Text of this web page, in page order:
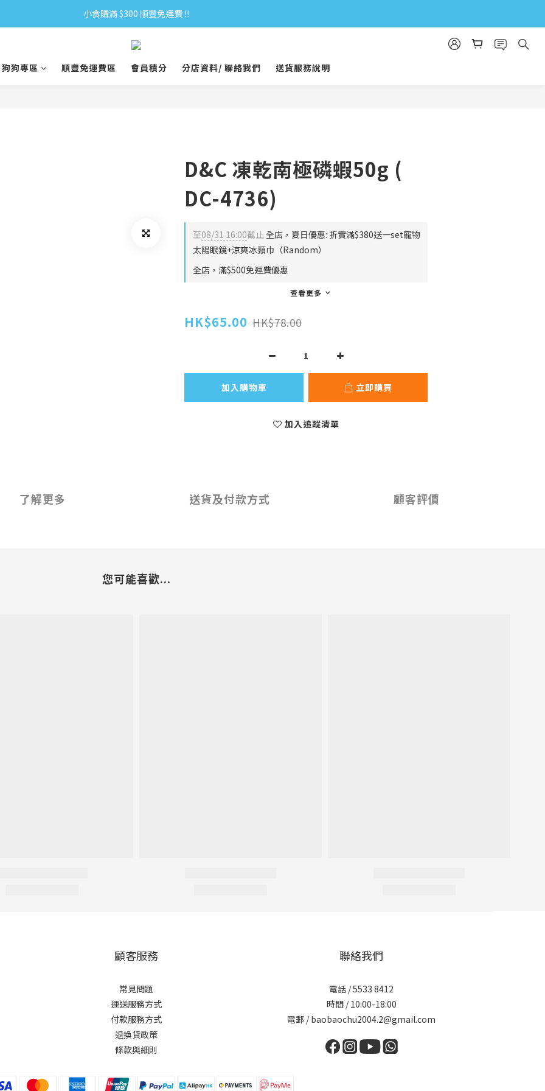
小食購滿 $300 順豐免運費 ‼
小食購滿 $300 順豐免運費 ‼
全單購滿 $500 免運費 ♥︎ 會員積分回贈 $1＝1Pt.
小食購滿 $300 順豐免運費 ‼
狗狗專區 順豐免運費區 會員積分 分店資料/ 聯絡我們 送貨服務說明
D&C 凍乾南極磷蝦50g (
DC-4736)
至08/31 16:00截止全店，夏日優惠: 折實滿$380送一set寵物
太陽眼鏡+涼爽冰頸巾（Random）
全店，滿$500免運費優惠
查看更多
HK$65.00 HK$78.00
加入購物車 立即購買
加入追蹤清單
了解更多 送貨及付款方式 顧客評價
您可能喜歡...
顧客服務
常見問題
運送服務方式
付款服務方式
退換貨政策
條款與細則
聯絡我們
電話 / 5533 8412
時間 / 10:00-18:00
電郵 / baobaochu2004.2@gmail.com